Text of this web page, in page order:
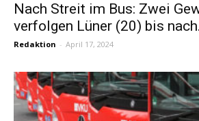
Nach Streit im Bus: Zwei
verfolgen Lüner (20) bis
Redaktion - April 17, 2024